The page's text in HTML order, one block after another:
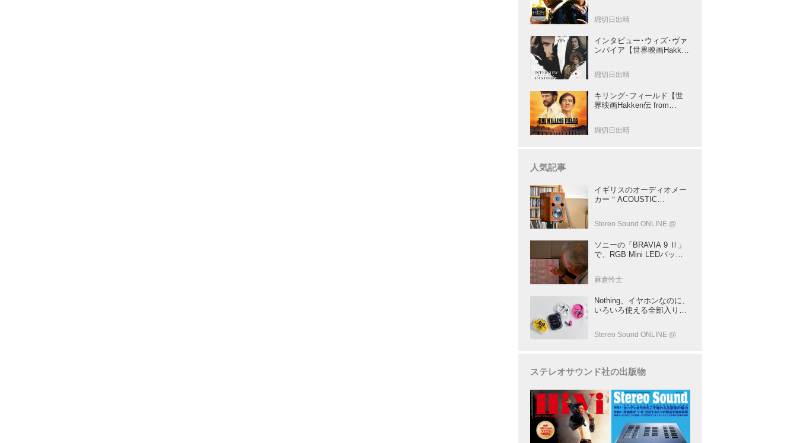
が放つ負け犬アクションの
堀切日出晴
インタビュー･ウィズ･ヴァ
ンパイア【世界映画Hakken
督吸血鬼ホラー
堀切日出晴
キリング･フィールド【世
界映画Hakken伝 from
さぶる傑作
堀切日出晴
人気記事
イギリスのオーディオメー
カー＂ACOUSTIC
「AE1」の40周年記念モデ
Stereo Sound ONLINE @
ソニーの「BRAVIA 9 Ⅱ」
で、RGB Mini LEDバック
リー” だ（後）：麻倉怜士
137
麻倉怜士
Nothing、イヤホンなのに、
いろいろ使える全部入りモ
や、会話も録音できる
Stereo Sound ONLINE @
ステレオサウンド社の出版物